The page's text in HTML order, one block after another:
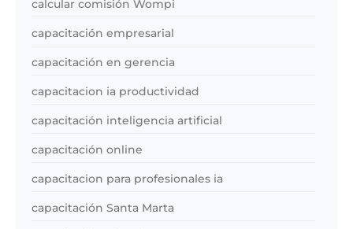
calcular comisión Wompi
capacitación empresarial
capacitación en gerencia
capacitacion ia productividad
capacitación inteligencia artificial
capacitación online
capacitacion para profesionales ia
capacitación Santa Marta